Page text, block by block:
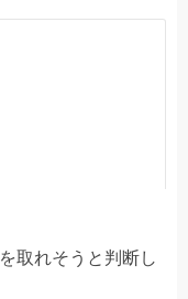
取れそうと判断し